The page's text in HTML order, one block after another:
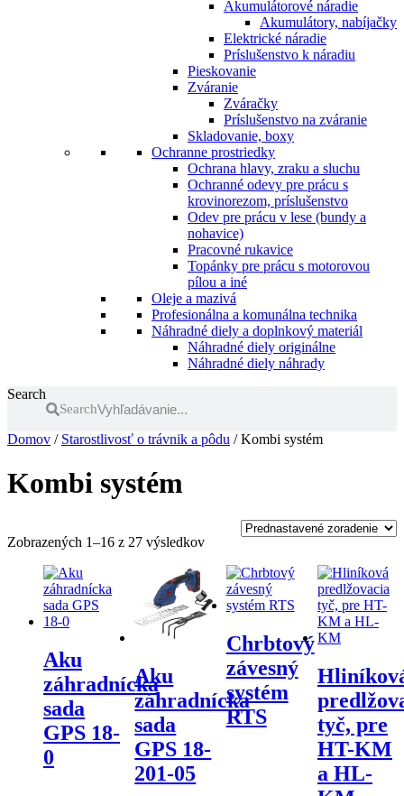
Akumulátorové náradie
Akumulátory, nabíjačky
Elektrické náradie
Príslušenstvo k náradiu
Pieskovanie
Zváranie
Zváračky
Príslušenstvo na zváranie
Skladovanie, boxy
Ochranne prostriedky
Ochrana hlavy, zraku a sluchu
Ochranné odevy pre prácu s
krovinorezom, príslušenstvo
Odev pre prácu v lese (bundy a
nohavice)
Pracovné rukavice
Topánky pre prácu s motorovou
pílou a iné
Oleje a mazivá
Profesionálna a komunálna technika
Náhradné diely a doplnkový materiál
Náhradné diely originálne
Náhradné diely náhrady
Search
Search
Domov / Starostlivosť o trávnik a pôdu / Kombi systém
Kombi systém
Zobrazených 1–16 z 27 výsledkov
Aku
záhradnícka
sada
GPS 18-
0
Aku
záhradnícka
sada
GPS 18-
201-05
Chrbtový
závesný
systém
RTS
tyč, pre
HT-KM
a HL-